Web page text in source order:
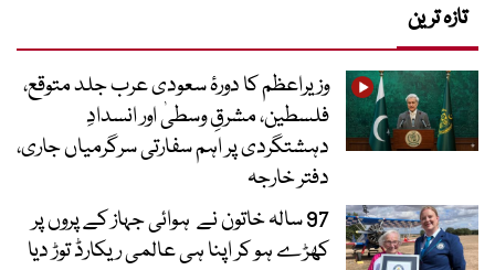
تازہ ترین
وزیراعظم کا دورۂ سعودی عرب جلد متوقع،
فلسطین، مشرقِ وسطیٰ اور انسدادِ
دہشتگردی پر اہم سفارتی سرگرمیاں جاری،
دفتر خارجہ
97 سالہ خاتون نے ہوائی جہاز کے پروں پر
کھڑے ہو کر اپنا ہی عالمی ریکارڈ توڑ دیا